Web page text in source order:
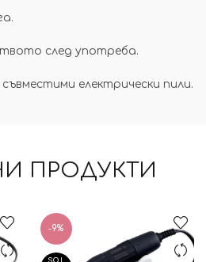
след употреба.
електрически пили.
ПРОДУКТИ
-9%
SOL